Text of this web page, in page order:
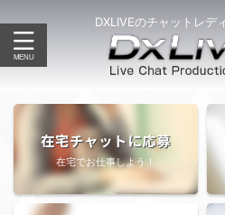
DXLIVEのチャットレデ
在宅チャットに応募
在宅でお仕事しよう！